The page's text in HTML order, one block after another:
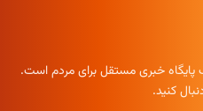
خبری مستقل برای مردم است.
کنید.